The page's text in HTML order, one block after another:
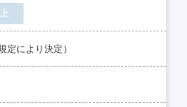
により決定）